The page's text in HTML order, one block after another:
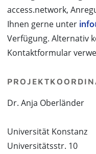
access.network,
Ihnen gerne unter
Verfügung. Alternativ
Kontaktformular
Dr. Anja Oberländer
Universität Konstanz
Universitätsstr. 10